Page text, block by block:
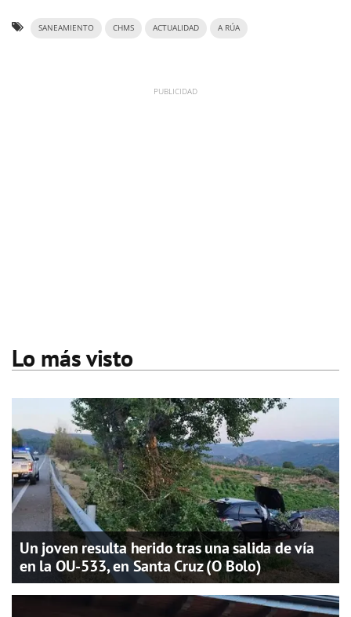
SANEAMIENTO CHMS ACTUALIDAD A RÚA
Lo más visto
Un joven resulta herido tras una salida de vía
en la OU-533, en Santa Cruz (O Bolo)